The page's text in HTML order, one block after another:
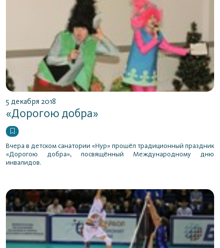
5 декабря 2018
«Дорогою добра»
Вчера в детском санатории «Нур» прошёл традиционный праздник
«Дорогою добра», посвящённый Международному дню
инвалидов.